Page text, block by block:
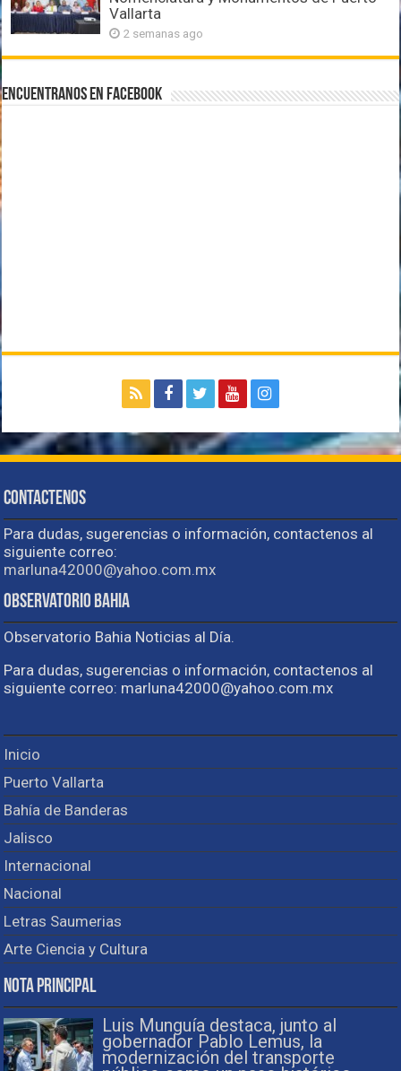
Vallarta
2 semanas ago
Encuentranos en Facebook
Contactenos
Para dudas, sugerencias o información, contactenos al
siguiente correo:
marluna42000@yahoo.com.mx
Observatorio Bahia
Observatorio Bahia Noticias al Día.
Para dudas, sugerencias o información, contactenos al
siguiente correo: marluna42000@yahoo.com.mx
Inicio
Puerto Vallarta
Bahía de Banderas
Jalisco
Internacional
Nacional
Letras Saumerias
Arte Ciencia y Cultura
Nota Principal
Luis Munguía destaca, junto al
gobernador Pablo Lemus, la
modernización del transporte